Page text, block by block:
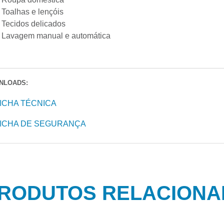
Toalhas e lençóis
Tecidos delicados
Lavagem manual e automática
TÉCNICA
DE SEGURANÇA